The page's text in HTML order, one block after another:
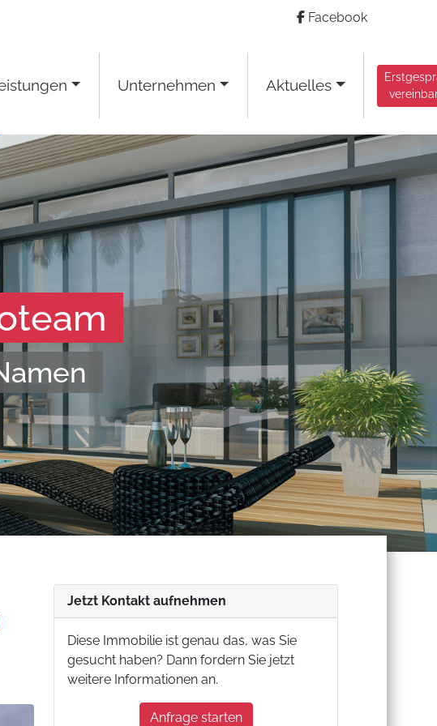
Facebook
Unternehmen Aktuelles
zuverl�ssig
Jetzt Kontakt aufnehmen
Diese Immobilie ist genau das, was Sie
gesucht haben? Dann fordern Sie jetzt
weitere Informationen an.
Anfrage starten